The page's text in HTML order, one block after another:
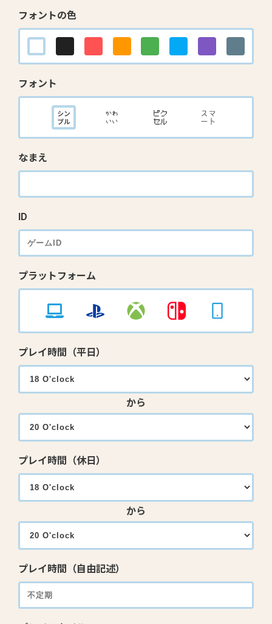
フォントの色
フォント
なまえ
ID
プラットフォーム
プレイ時間（平日）
から
プレイ時間（休日）
から
プレイ時間（自由記述）